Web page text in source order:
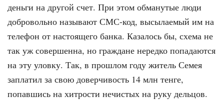
деньги на другой счет. При этом обманутые люди
добровольно называ­ют СМС-код, высылаемый им на
теле­фон от настоящего банка. Казалось бы, схема не
так уж совершенна, но гра­ждане нередко попадаются
на эту улов­ку. Так, в прошлом году житель Семея
заплатил за свою доверчивость 14 млн тенге,
попавшись на хитрости нечистых на руку дельцов.